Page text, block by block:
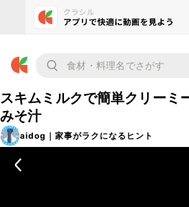
スキムミルクで簡単クリーミ
みそ汁
aidog｜家事がラクになるヒント